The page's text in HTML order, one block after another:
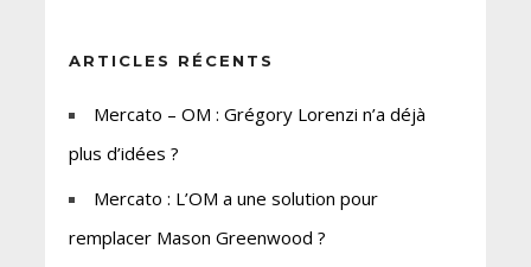
ARTICLES RÉCENTS
Mercato – OM : Grégory Lorenzi n’a déjà
plus d’idées ?
Mercato : L’OM a une solution pour
remplacer Mason Greenwood ?